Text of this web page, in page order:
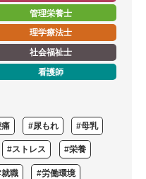
管理栄養士
理学療法士
社会福祉士
看護師
#尿もれ #母乳
#ストレス #栄養
職 #労働環境